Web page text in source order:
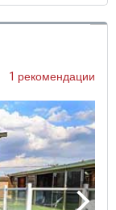
1 рекомендации